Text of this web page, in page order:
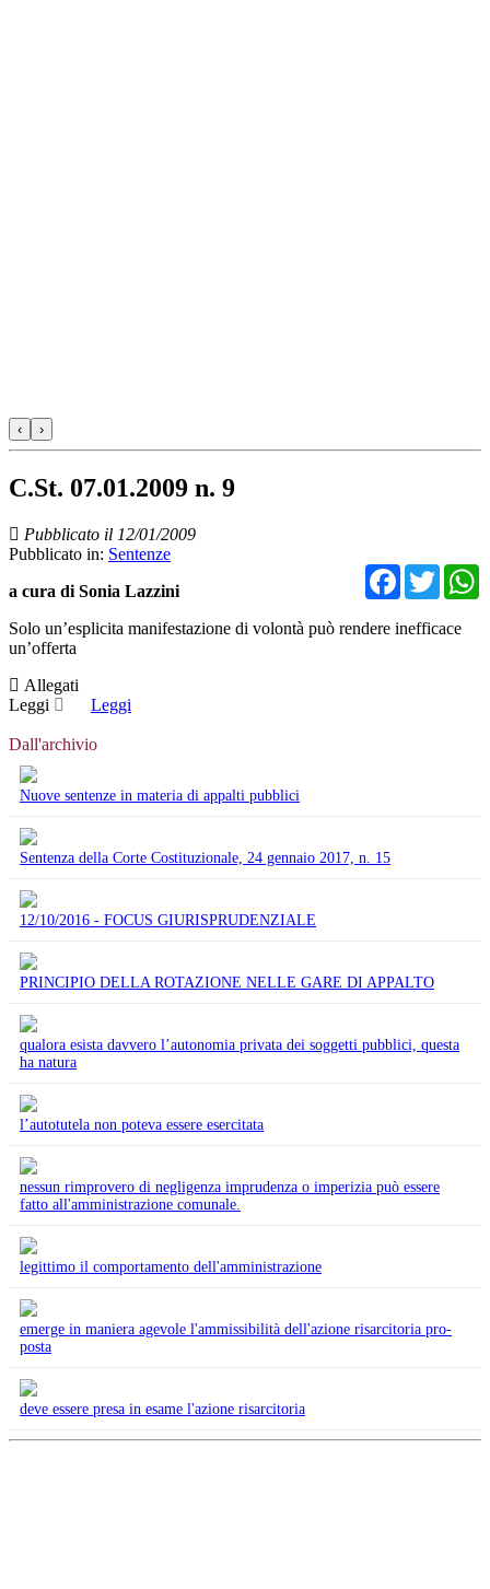
‹ ›
C.St. 07.01.2009 n. 9
Pubblicato il 12/01/2009
Pubblicato in: Sentenze
a cura di Sonia Lazzini
Solo un’esplicita manifestazione di volontà può rendere inefficace
un’offerta
Allegati
Leggi
Leggi
Dall'archivio
Nuove sentenze in materia di appalti pubblici
Sentenza della Corte Costituzionale, 24 gennaio 2017, n. 15
12/10/2016 - FOCUS GIURISPRUDENZIALE
PRINCIPIO DELLA ROTAZIONE NELLE GARE DI APPALTO
qualora esista davvero l’autonomia privata dei soggetti pubblici, questa
ha natura
l’autotutela non poteva essere esercitata
nessun rimprovero di negligenza imprudenza o imperizia può essere
fatto all'amministrazione comunale.
legittimo il comportamento dell'amministrazione
emerge in maniera agevole l'ammissibilità dell'azione risarcitoria pro-
posta
deve essere presa in esame l'azione risarcitoria